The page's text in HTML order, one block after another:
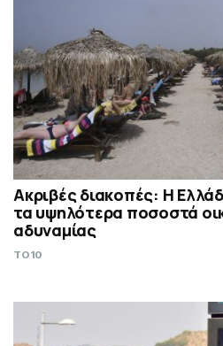
Ακριβές διακοπές: Η
τα υψηλότερα ποσοστά
αδυναμίας
TO10